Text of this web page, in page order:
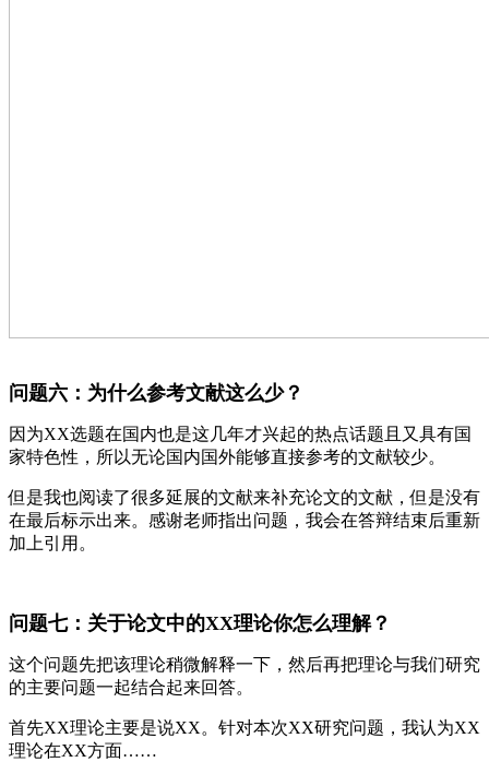
问题六：为什么参考文献这么少？
因为XX选题在国内也是这几年才兴起的热点话题且又具有国
家特色性，所以无论国内国外能够直接参考的文献较少。
但是我也阅读了很多延展的文献来补充论文的文献，但是没有
在最后标示出来。感谢老师指出问题，我会在答辩结束后重新
加上引用。
问题七：关于论文中的XX理论你怎么理解？
这个问题先把该理论稍微解释一下，然后再把理论与我们研究
的主要问题一起结合起来回答。
首先XX理论主要是说XX。针对本次XX研究问题，我认为XX
理论在XX方面……